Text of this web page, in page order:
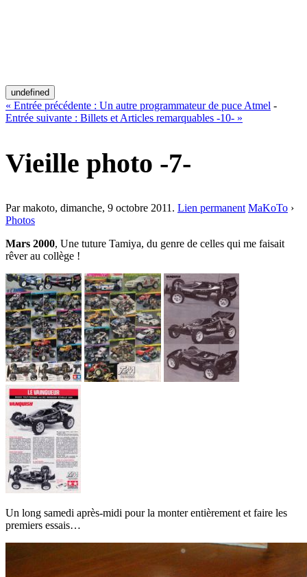
undefined
« Entrée précédente : Un autre programmateur de puce Atmel -
Entrée suivante : Billets et Articles remarquables -10- »
Vieille photo -7-
Par makoto, dimanche, 9 octobre 2011 . Lien permanent MaKoTo ›
Photos
Mars 2000, Une tuture Tamiya, du genre de celles qui me faisait
rêver au collège !
Un long samedi après-midi pour la monter entièrement et faire les
premiers essais…